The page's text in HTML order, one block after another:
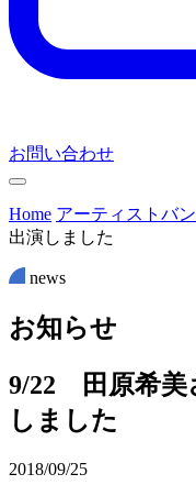
お問い合わせ
Home アーティストバ
出演しました
news
お知らせ
9/22 田原希美
しました
2018/09/25